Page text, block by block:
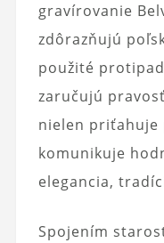
gravírovanie
zdôrazňujú
použité
zaručujú
nielen priťahuje
komunikuje
elegancia,
Spojením